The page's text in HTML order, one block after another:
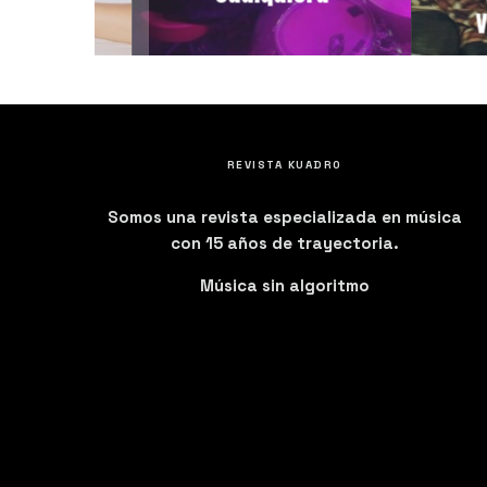
REVISTA KUADRO
Somos una revista especializada en música
con 15 años de trayectoria.
Música sin algoritmo